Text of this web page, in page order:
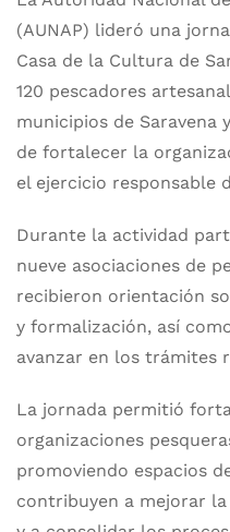
(AUNAP) lideró una
Casa de la Cultura de
120 pescadores
municipios de Saravena
de fortalecer la
el ejercicio responsable
Durante la actividad
nueve asociaciones de
recibieron orientación
y formalización, así
avanzar en los trámites
La jornada permitió
organizaciones
promoviendo espacios
contribuyen a mejorar